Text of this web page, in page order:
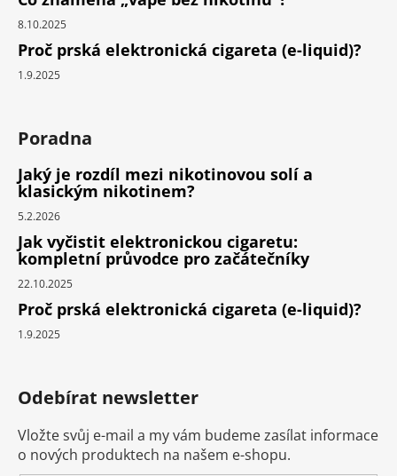
8.10.2025
Proč prská elektronická cigareta (e-liquid)?
1.9.2025
Poradna
Jaký je rozdíl mezi nikotinovou solí a
klasickým nikotinem?
5.2.2026
Jak vyčistit elektronickou cigaretu:
kompletní průvodce pro začátečníky
22.10.2025
Proč prská elektronická cigareta (e-liquid)?
1.9.2025
Odebírat newsletter
Vložte svůj e-mail a my vám budeme zasílat informace
o nových produktech na našem e-shopu.